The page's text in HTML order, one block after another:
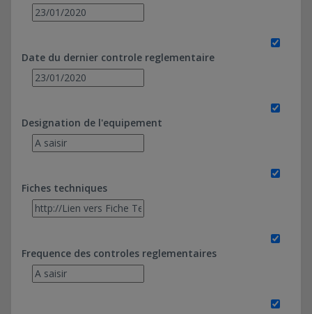
Date du dernier controle reglementaire
Designation de l'equipement
Fiches techniques
Frequence des controles reglementaires